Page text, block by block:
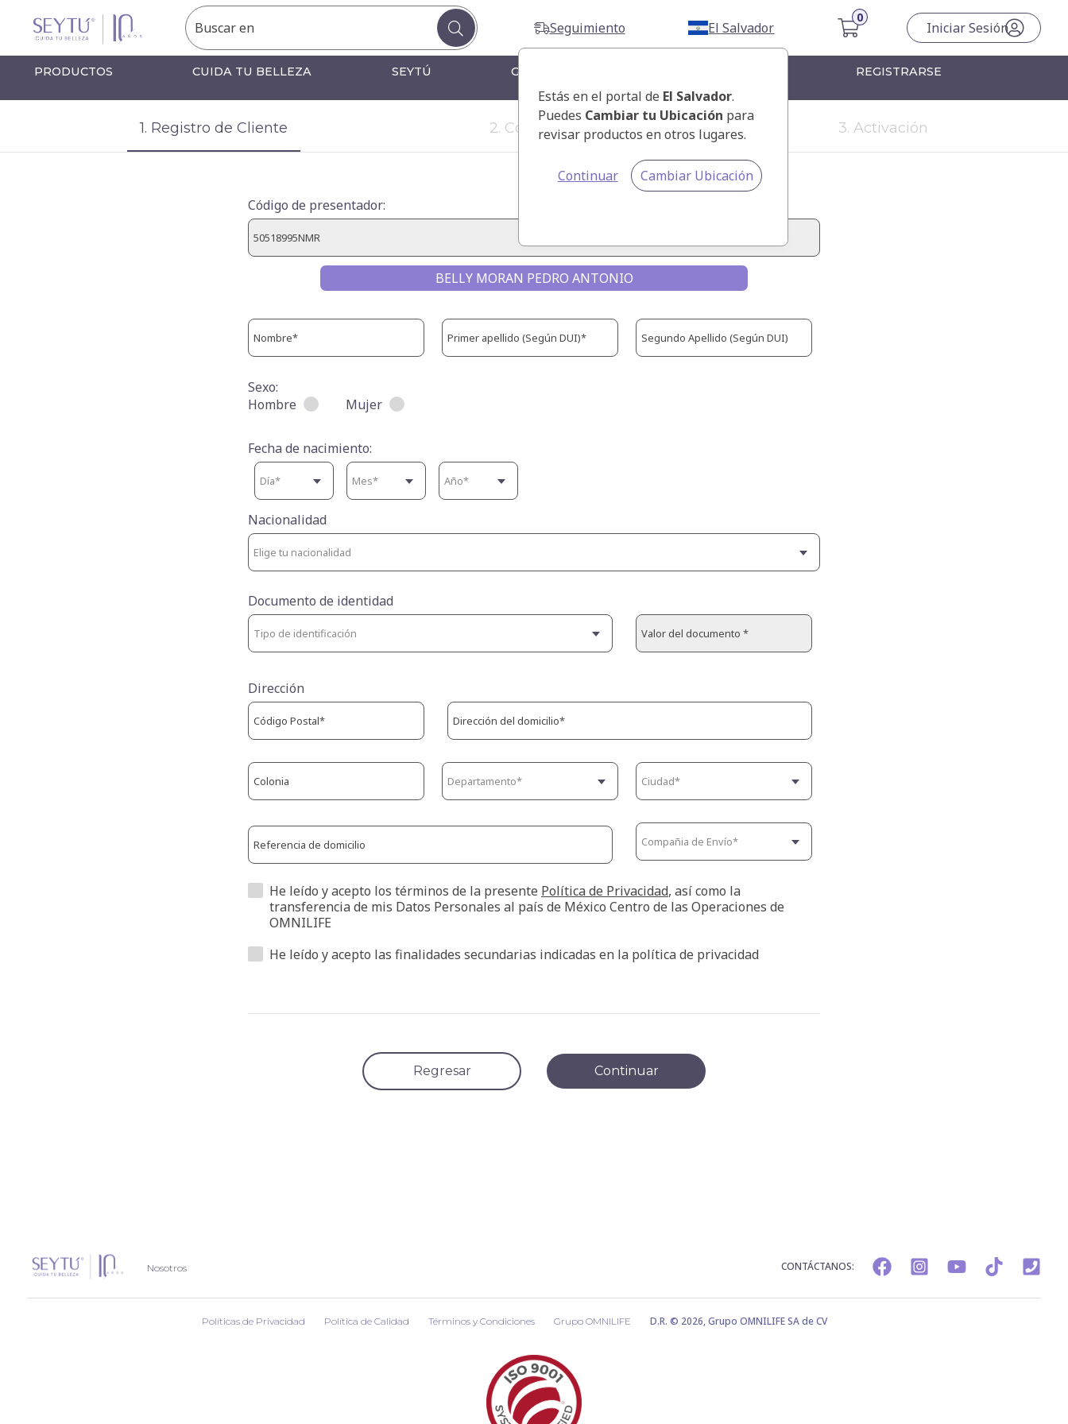
Seguimiento El Salvador Iniciar Sesión
PRODUCTOS CUIDA TU BELLEZA SEYTÚ GUÍA DE PRODUCTOS REGISTRARSE
Estás en el portal de El Salvador.
Puedes Cambiar tu Ubicación para
revisar productos en otros lugares.
Continuar Cambiar Ubicación
1. Registro de Cliente 2. Correo Electrónico 3. Activación
Código de presentador:
BELLY MORAN PEDRO ANTONIO
Sexo:
Hombre
Mujer
Fecha de nacimiento:
Nacionalidad
Documento de identidad
Dirección
He leído y acepto los términos de la presente Política de Privacidad, así como la
transferencia de mis Datos Personales al país de México Centro de las Operaciones de
OMNILIFE
He leído y acepto las finalidades secundarias indicadas en la política de privacidad
Regresar Continuar
Nosotros CONTÁCTANOS:
Políticas de Privacidad Política de Calidad Términos y Condiciones Grupo OMNILIFE D.R. © 2026, Grupo OMNILIFE SA de CV